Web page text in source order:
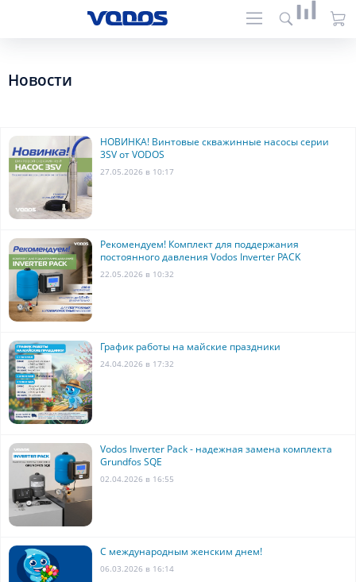
Новости
НОВИНКА! Винтовые скважинные насосы серии
3SV от VODOS
27.05.2026 в 10:17
Рекомендуем! Комплект для поддержания
постоянного давления Vodos Inverter PACK
22.05.2026 в 10:32
График работы на майские праздники
24.04.2026 в 17:32
Vodos Inverter Pack - надежная замена комплекта
Grundfos SQE
02.04.2026 в 16:55
С международным женским днем!
06.03.2026 в 16:14